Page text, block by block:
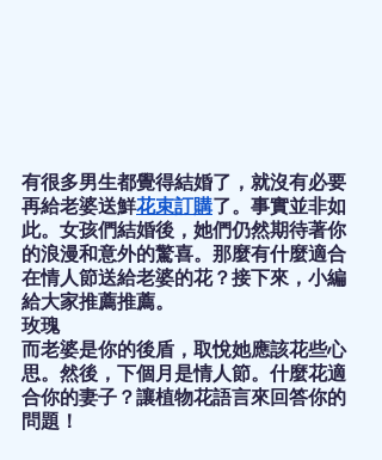
有很多男生都覺得結婚了，就沒有必要
再給老婆送鮮花束訂購了。事實並非如
此。女孩們結婚後，她們仍然期待著你
的浪漫和意外的驚喜。那麼有什麼適合
在情人節送給老婆的花？接下來，小編
給大家推薦推薦。
玫瑰
而老婆是你的後盾，取悅她應該花些心
思。然後，下個月是情人節。什麼花適
合你的妻子？讓植物花語言來回答你的
問題！